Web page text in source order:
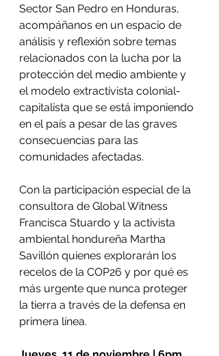
Sector San Pedro en Honduras,
acompáñanos en un espacio de
análisis y reflexión sobre temas
relacionados con la lucha por la
protección del medio ambiente y
el modelo extractivista colonial-
capitalista que se está imponiendo
en el país a pesar de las graves
consecuencias para las
comunidades afectadas.
Con la participación especial de la
consultora de Global Witness
Francisca Stuardo y la activista
ambiental hondureña Martha
Savillón quienes explorarán los
recelos de la COP26 y por qué es
más urgente que nunca proteger
la tierra a través de la defensa en
primera línea.